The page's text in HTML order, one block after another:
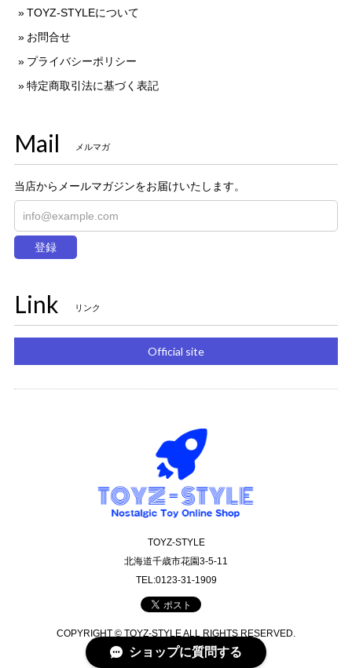
TOYZ-STYLEについて
お問合せ
プライバシーポリシー
特定商取引法に基づく表記
Mail メルマガ
当店からメールマガジンをお届けいたします。
登録
Link リンク
Official site
TOYZ-STYLE
北海道千歳市花園3-5-11
TEL:0123-31-1909
COPYRIGHT © TOYZ-STYLE ALL RIGHTS RESERVED.
ショップに質問する